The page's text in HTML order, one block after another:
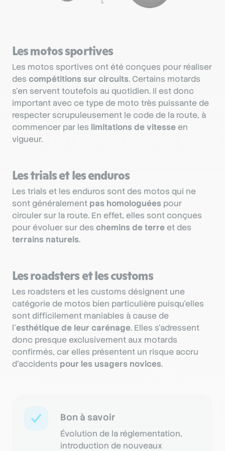
Les motos sportives
Les motos sportives ont été conçues pour réaliser
des compétitions sur circuits. Certains motards
s’en servent toutefois au quotidien. Il est donc
important avec ce type de moto très puissante de
respecter scrupuleusement le code de la route, à
commencer par les limitations de vitesseen
vigueur.
Les trials et les enduros
Les trials et les enduros sont des motos qui ne
sont généralement pas homologuées pour
circuler sur la route. En effet, elles sont conçues
pour évoluer sur des chemins de terreet des
terrains naturels.
Les roadsters et les customs
Les roadsters et les customs désignent une
catégorie de motos bien particulière puisqu’elles
sont difficilement maniables à cause de
l’esthétique de leur carénage. Elles s’adressent
donc presque exclusivement aux motards
confirmés, car elles présentent un risque accru
d’accidents pour les usagers novices.
Bon à savoir
Évolution de la réglementation,
introduction de nouveaux